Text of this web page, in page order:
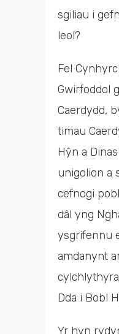
sgiliau i
leol?
Fel
Gwirfoddol
Caerdydd,
timau
Hŷn a
unigolion a
cefnogi
dâl yng
ysgrifennu
amdanynt
Dda i Bobl
Yr hyn